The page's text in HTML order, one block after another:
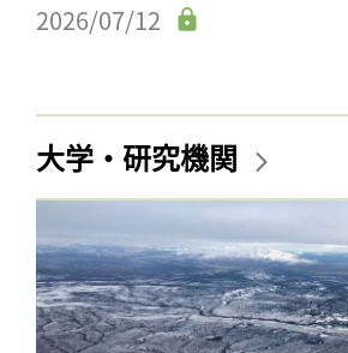
2026/07/12
大学・研究機関